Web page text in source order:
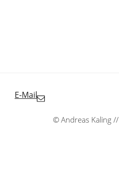
E-Mail
© Andreas Kaling //